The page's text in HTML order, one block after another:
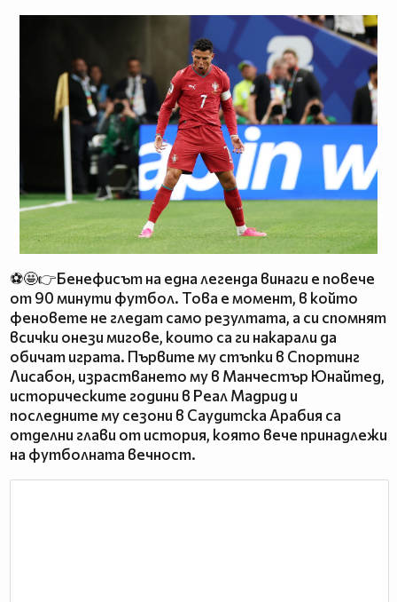
⚽🤩👉Бенефисът на една легенда винаги е повече
от 90 минути футбол. Това е момент, в който
феновете не гледат само резултата, а си спомнят
всички онези мигове, които са ги накарали да
обичат играта. Първите му стъпки в Спортинг
Лисабон, израстването му в Манчестър Юнайтед,
историческите години в Реал Мадрид и
последните му сезони в Саудитска Арабия са
отделни глави от история, която вече принадлежи
на футболната вечност.